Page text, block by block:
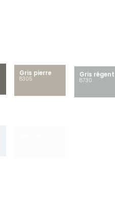
8305
Gris régent
8730